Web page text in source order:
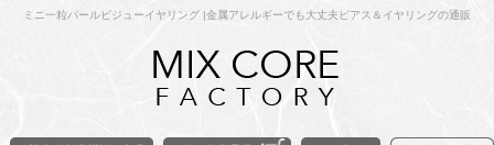
ミニ一粒パールビジューイヤリング |金属アレルギーでも大丈夫ピアス＆イヤリングの通販